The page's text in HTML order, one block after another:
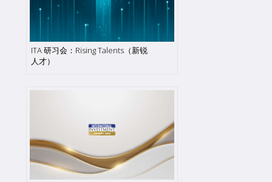
ITA 研习会：Rising Talents（新锐
人才）